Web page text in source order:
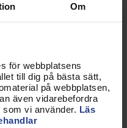
Om
för webbplatsens
till dig på bästa sätt,
på webbplatsen,
även vidarebefordra
vi använder. Läs
så som det passar
eller ett möte för
personcentrerad